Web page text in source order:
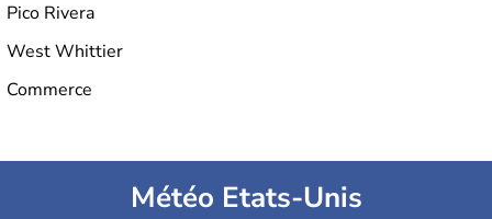
Pico Rivera
West Whittier
Commerce
Météo Etats-Unis